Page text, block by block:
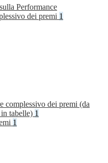
Performance
dei premi 1
complessivo dei premi (da
tabelle) 1
1